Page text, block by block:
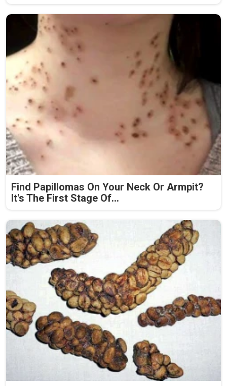
Find Papillomas On Your Neck Or Armpit?
It's The First Stage Of...